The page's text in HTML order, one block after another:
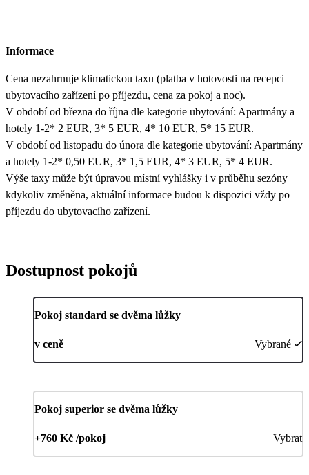
Informace
Cena nezahrnuje klimatickou taxu (platba v hotovosti na recepci
ubytovacího zařízení po příjezdu, cena za pokoj a noc).
V období od března do října dle kategorie ubytování: Apartmány a
hotely 1-2* 2 EUR, 3* 5 EUR, 4* 10 EUR, 5* 15 EUR.
V období od listopadu do února dle kategorie ubytování: Apartmány
a hotely 1-2* 0,50 EUR, 3* 1,5 EUR, 4* 3 EUR, 5* 4 EUR.
Výše taxy může být úpravou místní vyhlášky i v průběhu sezóny
kdykoliv změněna, aktuální informace budou k dispozici vždy po
příjezdu do ubytovacího zařízení.
Dostupnost pokojů
Pokoj standard se dvěma lůžky
v ceně Vybrané
Pokoj superior se dvěma lůžky
+760 Kč /pokoj Vybrat